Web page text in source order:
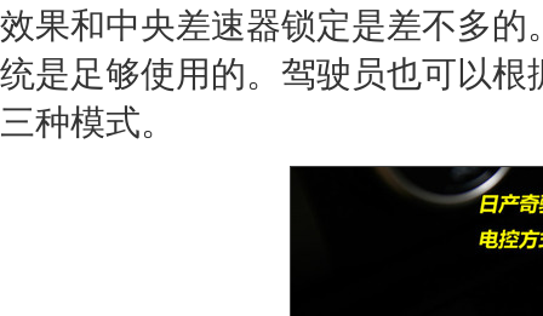
效果和中央差速器锁定是差不多
统是足够使用的。驾驶员也可以
三种模式。